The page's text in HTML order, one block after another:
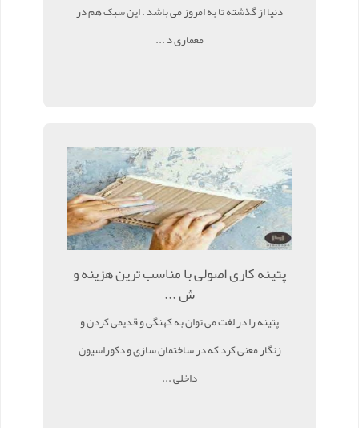
دنیا از گذشته تا به امروز می باشد . این سبک هم در
معماری د ...
پتینه کاری اصولی با مناسب ترین هزینه و
ش ...
پتینه را در لغت می توان به کهنگی و قدیمی کردن و
زنگار معنی کرد که در ساختمان سازی و دکوراسیون
داخلی ...